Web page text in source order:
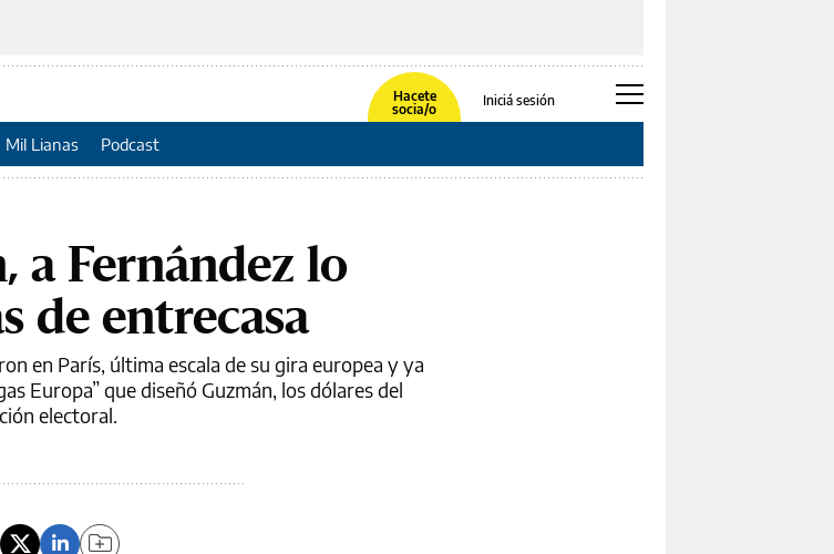
Hacete
socia/o
Iniciá sesión
Mil Lianas Podcast
a Fernández lo
de entrecasa
en París, última escala de su gira europea y ya
Europa” que diseñó Guzmán, los dólares del
electoral.